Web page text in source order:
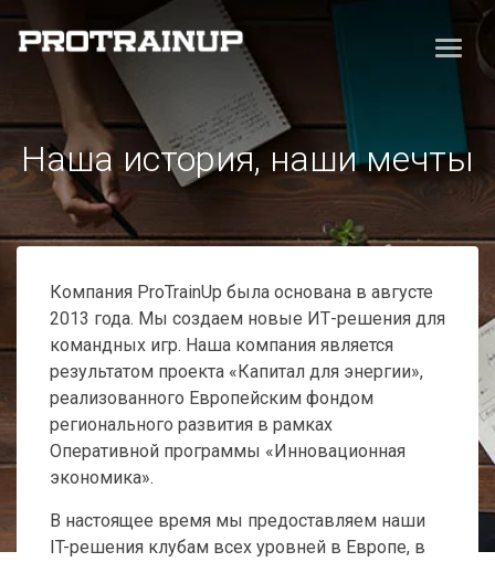
Наша история, наши мечты
Компания ProTrainUp была основана в августе
2013 года. Мы создаем новые ИТ-решения для
командных игр. Наша компания является
результатом проекта «Капитал для энергии»,
реализованного Европейским фондом
регионального развития в рамках
Оперативной программы «Инновационная
экономика».
В настоящее время мы предоставляем наши
IT-решения клубам всех уровней в Европе, в